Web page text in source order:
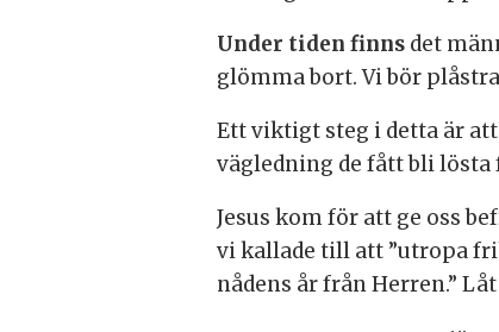
Under tiden finns det
glömma bort. Vi bör
Ett viktigt steg i detta är
vägledning de fått bli lösta
Jesus kom för att ge oss
vi kallade till att ”utropa
nådens år från Herren.”